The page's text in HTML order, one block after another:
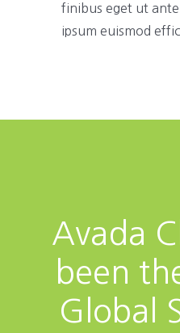
finibus eget ut
ipsum euismod
Avada
been
Global